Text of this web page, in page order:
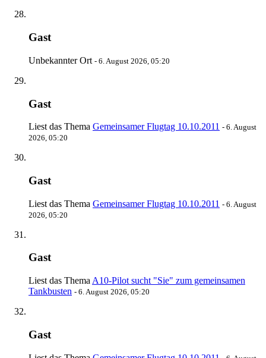
Gast
Unbekannter Ort - 6. August 2026, 05:20
Gast
Liest das Thema Gemeinsamer Flugtag 10.10.2011 - 6. August
2026, 05:20
Gast
Liest das Thema Gemeinsamer Flugtag 10.10.2011 - 6. August
2026, 05:20
Gast
Liest das Thema A10-Pilot sucht "Sie" zum gemeinsamen
Tankbusten - 6. August 2026, 05:20
Gast